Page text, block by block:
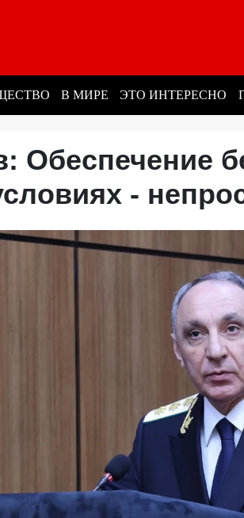
В МИРЕ ЭТО ИНТЕРЕСНО
Обеспечение
-